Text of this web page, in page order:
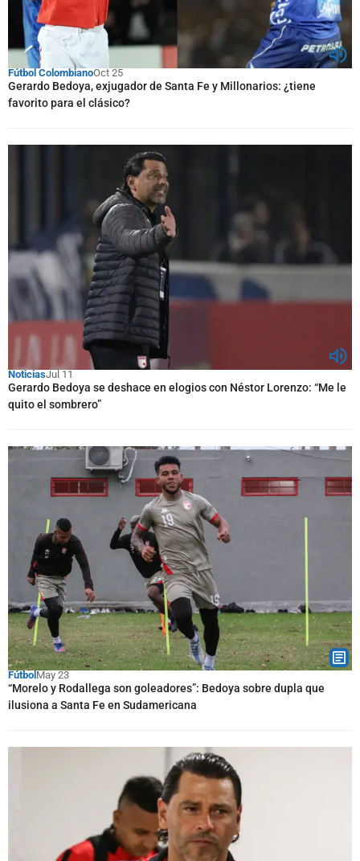
Fútbol ColombianoOct 25
Gerardo Bedoya, exjugador de Santa Fe y Millonarios: ¿tiene
favorito para el clásico?
NoticiasJul 11
Gerardo Bedoya se deshace en elogios con Néstor Lorenzo: “Me le
quito el sombrero”
Fútbol May 23
“Morelo y Rodallega son goleadores”: Bedoya sobre dupla que
ilusiona a Santa Fe en Sudamericana